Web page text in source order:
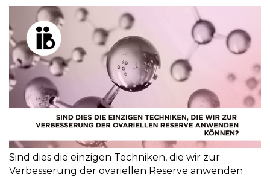
Sind dies die einzigen Techniken, die wir zur
Verbesserung der ovariellen Reserve anwenden